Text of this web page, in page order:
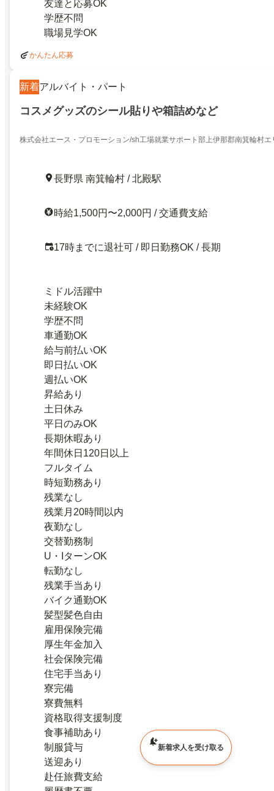
友達と応募OK
学歴不問
職場見学OK
かんたん応募
新着アルバイト・パート
コスメグッズのシール貼りや箱詰めなど
株式会社エース・プロモーション/sh工場就業サポート部上伊那郡南箕輪村エ
長野県 南箕輪村 / 北殿駅
時給1,500円〜2,000円 / 交通費支給
17時までに退社可 / 即日勤務OK / 長期
ミドル活躍中
未経験OK
学歴不問
車通勤OK
給与前払いOK
即日払いOK
週払いOK
昇給あり
土日休み
平日のみOK
長期休暇あり
年間休日120日以上
フルタイム
時短勤務あり
残業なし
残業月20時間以内
夜勤なし
交替勤務制
U・IターンOK
転勤なし
残業手当あり
バイク通勤OK
髪型髪色自由
雇用保険完備
厚生年金加入
社会保険完備
住宅手当あり
寮完備
寮費無料
資格取得支援制度
食事補助あり
制服貸与
送迎あり
赴任旅費支給
新着求人を受け取る